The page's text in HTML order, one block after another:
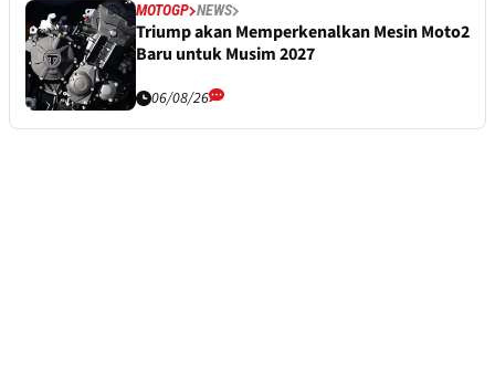
MOTOGP NEWS
Triump akan Memperkenalkan Mesin Moto2
Baru untuk Musim 2027
06/08/26